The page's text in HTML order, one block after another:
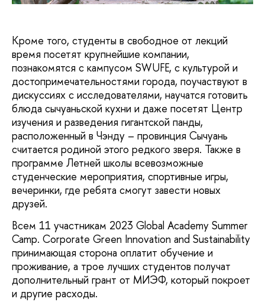
Кроме того, студенты в свободное от лекций
время посетят крупнейшие компании,
познакомятся с кампусом SWUFE, с культурой и
достопримечательностями города, поучаствуют в
дискуссиях с исследователями, научатся готовить
блюда сычуаньской кухни и даже посетят Центр
изучения и разведения гигантской панды,
расположенный в Чэнду – провинция Сычуань
считается родиной этого редкого зверя. Также в
программе Летней школы всевозможные
студенческие мероприятия, спортивные игры,
вечеринки, где ребята смогут завести новых
друзей.
Всем 11 участникам 2023 Global Academy Summer
Camp. Corporate Green Innovation and Sustainability
принимающая сторона оплатит обучение и
проживание, а трое лучших студентов получат
дополнительный грант от МИЭФ, который покроет
и другие расходы.